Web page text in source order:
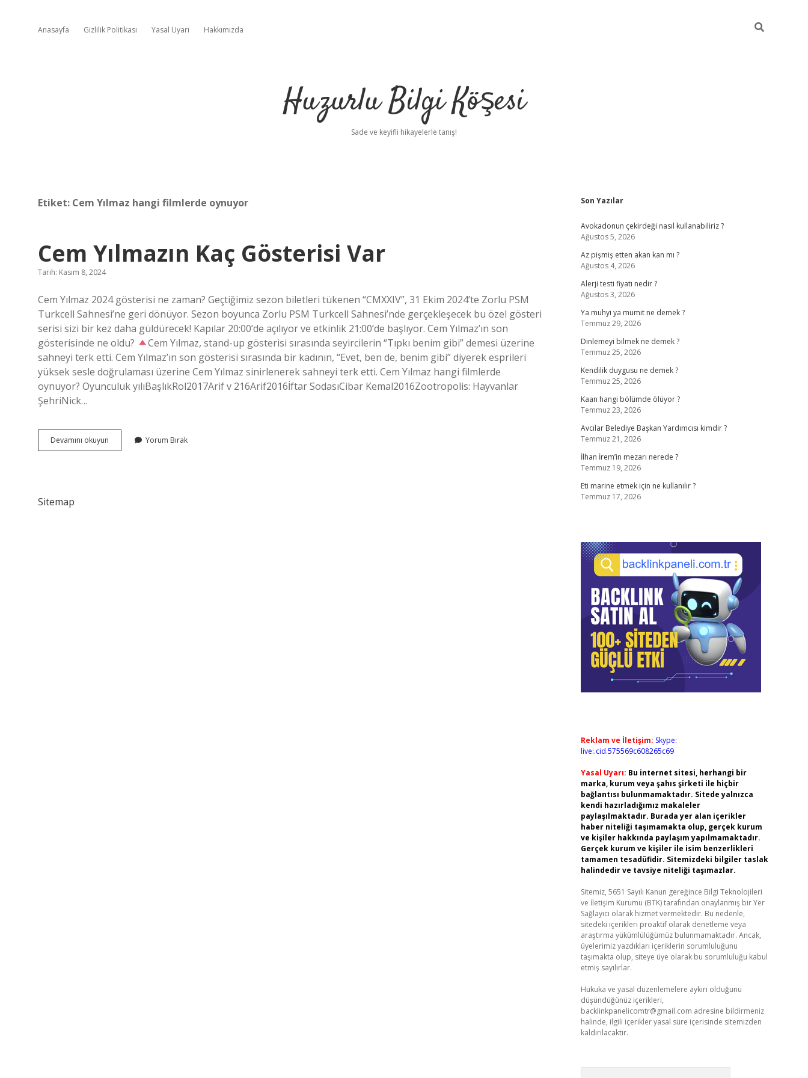
Anasayfa Gizlilik Politikası Yasal Uyarı Hakkımızda
Huzurlu Bilgi Köşesi
Sade ve keyifli hikayelerle tanış!
Etiket: Cem Yılmaz hangi filmlerde oynuyor
Cem Yılmazın Kaç Gösterisi Var
Tarih: Kasım 8, 2024
Cem Yılmaz 2024 gösterisi ne zaman? Geçtiğimiz sezon biletleri tükenen “CMXXIV”, 31 Ekim 2024’te Zorlu PSM
Turkcell Sahnesi’ne geri dönüyor. Sezon boyunca Zorlu PSM Turkcell Sahnesi’nde gerçekleşecek bu özel gösteri
serisi sizi bir kez daha güldürecek! Kapılar 20:00’de açılıyor ve etkinlik 21:00’de başlıyor. Cem Yılmaz’ın son
gösterisinde ne oldu?
Cem Yılmaz, stand-up gösterisi sırasında seyircilerin “Tıpkı benim gibi” demesi üzerine
sahneyi terk etti. Cem Yılmaz’ın son gösterisi sırasında bir kadının, “Evet, ben de, benim gibi” diyerek esprileri
yüksek sesle doğrulaması üzerine Cem Yılmaz sinirlenerek sahneyi terk etti. Cem Yılmaz hangi filmlerde
oynuyor? Oyunculuk yılıBaşlıkRol2017Arif v 216Arif2016İftar SodasıCibar Kemal2016Zootropolis: Hayvanlar
ŞehriNick…
Devamını okuyun
Yılmazın
Yorum Bırak
Sitemap
Sidebar
Son Yazılar
Avokadonun çekirdeği nasıl kullanabiliriz ?
Ağustos 5, 2026
Az pişmiş etten akan kan mı ?
Ağustos 4, 2026
Alerji testi fiyatı nedir ?
Ağustos 3, 2026
Ya muhyi ya mumit ne demek ?
Temmuz 29, 2026
Dinlemeyi bilmek ne demek ?
Temmuz 25, 2026
Kendilik duygusu ne demek ?
Temmuz 25, 2026
Kaan hangi bölümde ölüyor ?
Temmuz 23, 2026
Avcılar Belediye Başkan Yardımcısı kimdir ?
Temmuz 21, 2026
İlhan İrem’in mezarı nerede ?
Temmuz 19, 2026
Eti marine etmek için ne kullanılır ?
Temmuz 17, 2026
Reklam ve İletişim: Skype:
live:.cid.575569c608265c69
Yasal Uyarı: Bu internet sitesi, herhangi bir
marka, kurum veya şahıs şirketi ile hiçbir
bağlantısı bulunmamaktadır. Sitede yalnızca
kendi hazırladığımız makaleler
paylaşılmaktadır. Burada yer alan içerikler
haber niteliği taşımamakta olup, gerçek kurum
ve kişiler hakkında paylaşım yapılmamaktadır.
Gerçek kurum ve kişiler ile isim benzerlikleri
tamamen tesadüfidir. Sitemizdeki bilgiler taslak
halindedir ve tavsiye niteliği taşımazlar.
Sitemiz, 5651 Sayılı Kanun gereğince Bilgi Teknolojileri
ve İletişim Kurumu (BTK) tarafından onaylanmış bir Yer
Sağlayıcı olarak hizmet vermektedir. Bu nedenle,
sitedeki içerikleri proaktif olarak denetleme veya
araştırma yükümlülüğümüz bulunmamaktadır. Ancak,
üyelerimiz yazdıkları içeriklerin sorumluluğunu
taşımakta olup, siteye üye olarak bu sorumluluğu kabul
etmiş sayılırlar.
Hukuka ve yasal düzenlemelere aykırı olduğunu
düşündüğünüz içerikleri,
backlinkpanelicomtr@gmail.com adresine bildirmeniz
halinde, ilgili içerikler yasal süre içerisinde sitemizden
kaldırılacaktır.